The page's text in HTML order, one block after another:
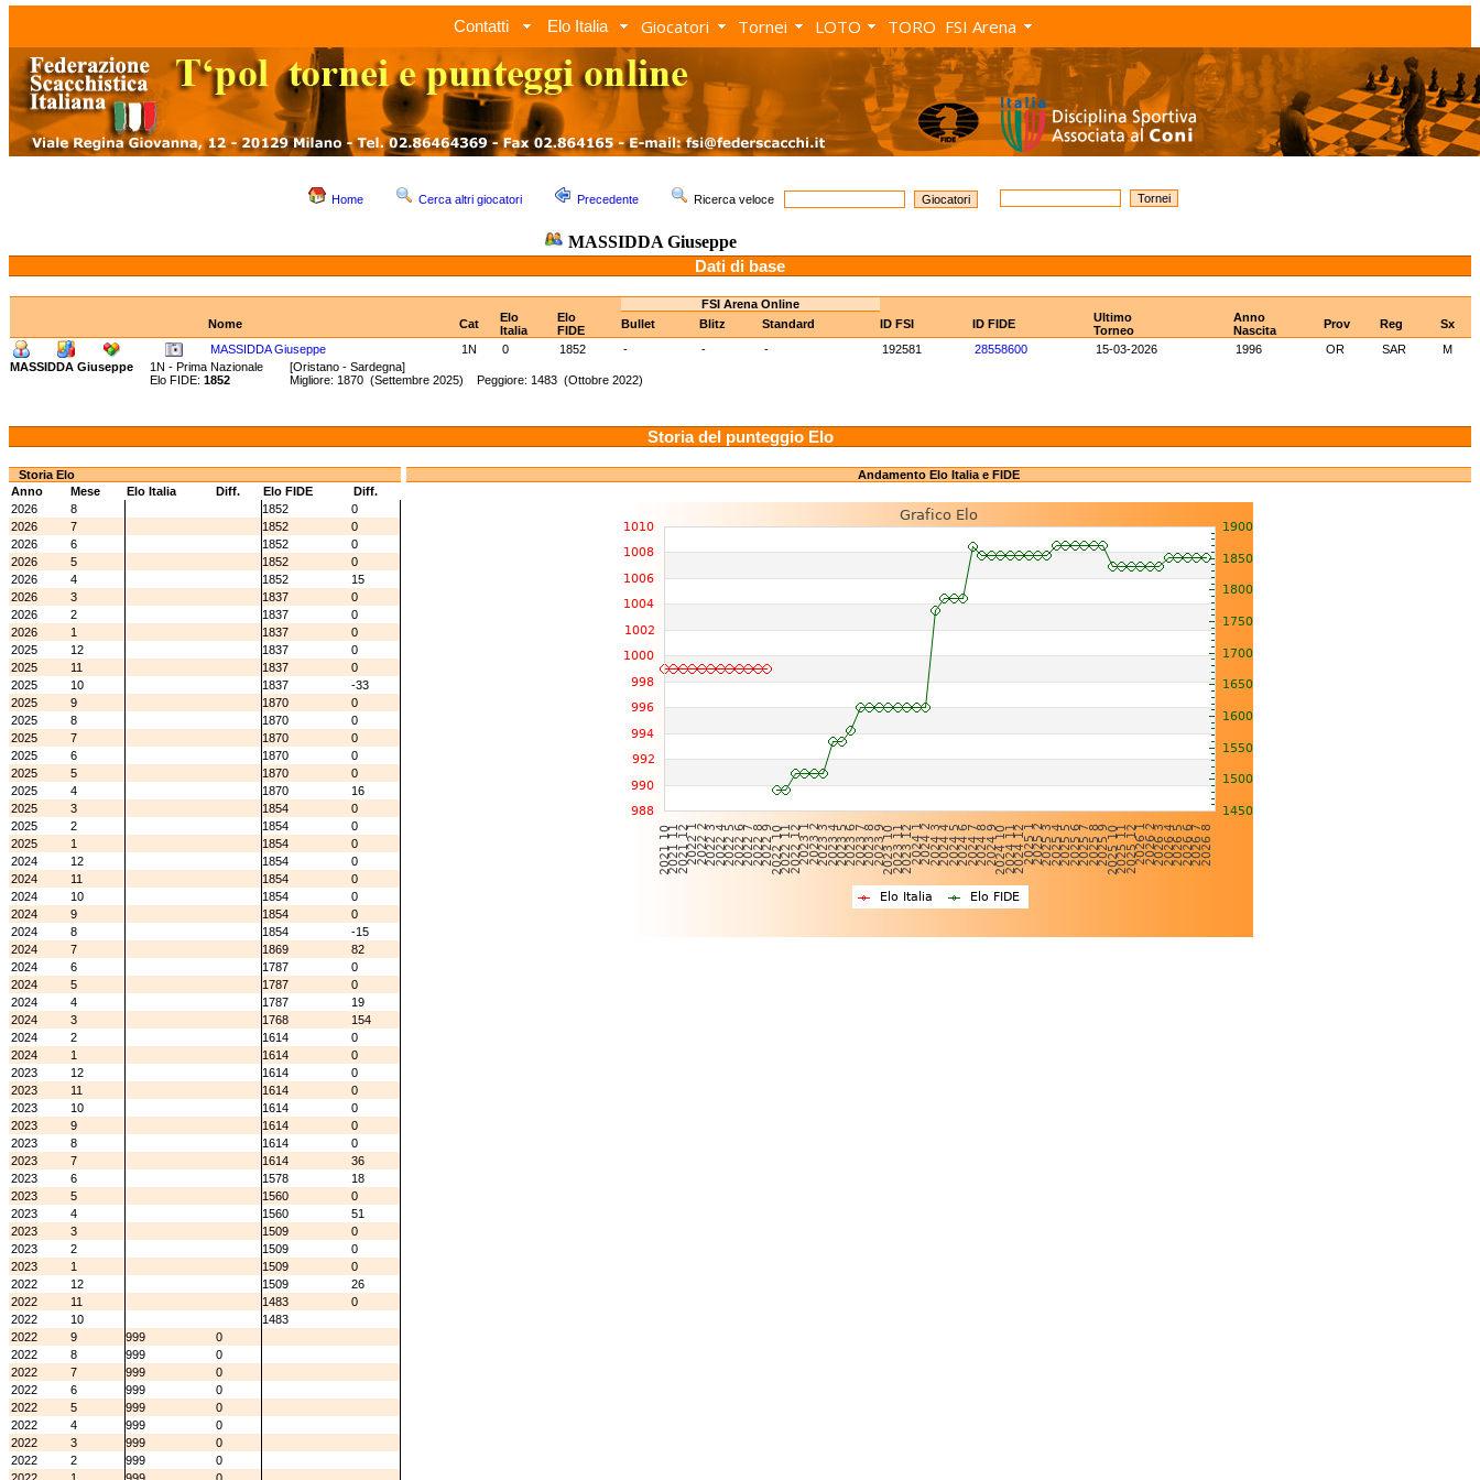
Contatti Elo Italia Giocatori Tornei LOTO TORO FSI Arena
Home Cerca altri giocatori Precedente Ricerca veloce
MASSIDDA Giuseppe
Dati di base
FSI Arena Online
Nome
Cat
Elo
Italia
Elo
FIDE
Bullet Blitz Standard ID FSI ID FIDE
Ultimo
Torneo
Anno
Nascita
Prov Reg
Sx
MASSIDDA Giuseppe
1N 0 1852 - - - 192581 28558600 15-03-2026 1996 OR SAR
M
MASSIDDA Giuseppe
1N - Prima Nazionale [Oristano - Sardegna]
Elo FIDE: 1852 Migliore: 1870 (Settembre 2025) Peggiore: 1483 (Ottobre 2022)
Storia del punteggio Elo
Storia Elo
Anno
Mese Elo Italia Diff. Elo FIDE
Diff.
2026
8 1852
0
2026
7 1852
0
2026
6 1852
0
2026
5 1852
0
2026
4 1852
15
2026
3 1837
0
2026
2 1837
0
2026
1 1837
0
2025
12 1837
0
2025
11 1837
0
2025
10 1837
-33
2025
9 1870
0
2025
8 1870
0
2025
7 1870
0
2025
6 1870
0
2025
5 1870
0
2025
4 1870
16
2025
3 1854
0
2025
2 1854
0
2025
1 1854
0
2024
12 1854
0
2024
11 1854
0
2024
10 1854
0
2024
9 1854
0
2024
8 1854
-15
2024
7 1869
82
2024
6 1787
0
2024
5 1787
0
2024
4 1787
19
2024
3 1768
154
2024
2 1614
0
2024
1 1614
0
2023
12 1614
0
2023
11 1614
0
2023
10 1614
0
2023
9 1614
0
2023
8 1614
0
2023
7 1614
36
2023
6 1578
18
2023
5 1560
0
2023
4 1560
51
2023
3 1509
0
2023
2 1509
0
2023
1 1509
0
2022
12 1509
26
2022
11 1483
0
2022
10
1483
2022
9 999
0
2022
8 999
0
2022
7 999
0
2022
6 999
0
2022
5 999
0
2022
4 999
0
2022
3 999
0
2022
2 999
0
Andamento Elo Italia e FIDE